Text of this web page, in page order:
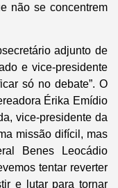
não se concentrem
adjunto de
e vice-presidente
só no debate”. O
Érika Emídio
vice-presidente da
missão difícil, mas
Benes Leocádio
tentar reverter
e lutar para tornar